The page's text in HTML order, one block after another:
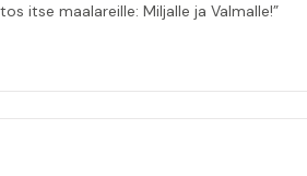
itse maalareille: Miljalle ja Valmalle!”